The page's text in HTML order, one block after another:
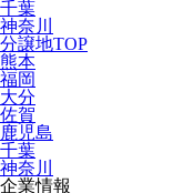
千葉
神奈川
分譲地TOP
熊本
福岡
大分
佐賀
鹿児島
千葉
神奈川
企業情報